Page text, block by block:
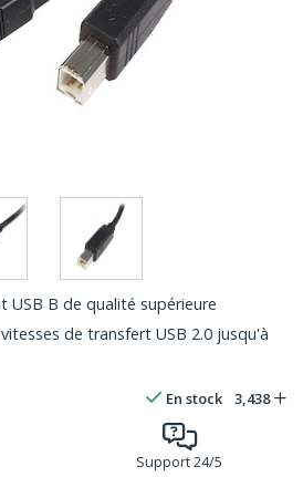
USB B de qualité supérieure
de transfert USB 2.0 jusqu'à
En stock 3,438
Support 24/5